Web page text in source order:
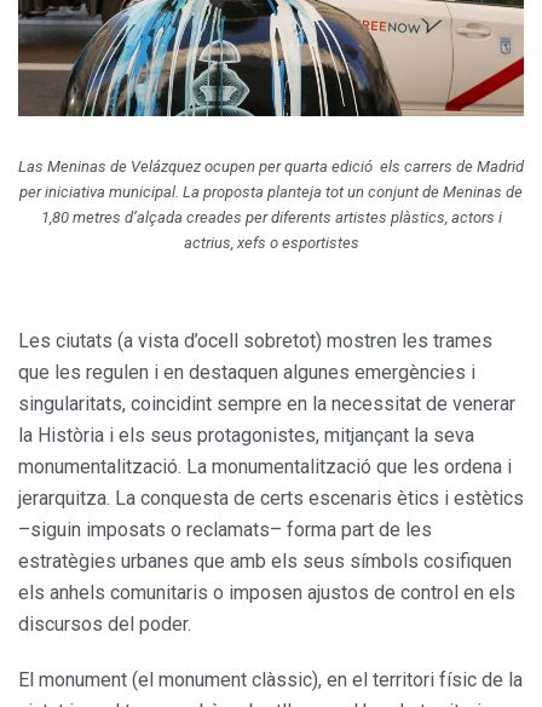
Las Meninas de Velázquez ocupen per quarta edició els carrers de Madrid
per iniciativa municipal. La proposta planteja tot un conjunt de Meninas de
1,80 metres d’alçada creades per diferents artistes plàstics, actors i
actrius, xefs o esportistes
Les ciutats (a vista d’ocell sobretot) mostren les trames
que les regulen i en destaquen algunes emergències i
singularitats, coincidint sempre en la necessitat de venerar
la Història i els seus protagonistes, mitjançant la seva
monumentalització. La monumentalització que les ordena i
jerarquitza. La conquesta de certs escenaris ètics i estètics
–siguin imposats o reclamats– forma part de les
estratègies urbanes que amb els seus símbols cosifiquen
els anhels comunitaris o imposen ajustos de control en els
discursos del poder.
El monument (el monument clàssic), en el territori físic de la